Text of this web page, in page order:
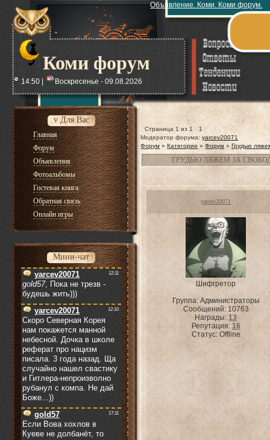
Коми форум
Объявление. Коми. Коми форум.
14:50 | Воскресенье - 09.08.2026
v Для Вас
Главная
Форум
Объявления
Фотоальбомы
Гостевая книга
Обратная связь
Онлайн игры
Мини-чат
Страница 1 из 1
1
Модератор форума:yarcev20071
Форум » Категории » Форум » Грудью
ГРУДЬЮ ЛЯЖЕМ ЗА
yarcev20071
Шифгретор
Группа: Администраторы
Сообщений: 10763
Награды:13
Репутация: 16
Статус: Offline